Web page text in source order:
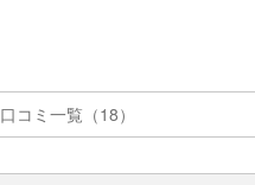
口コミ一覧（18）